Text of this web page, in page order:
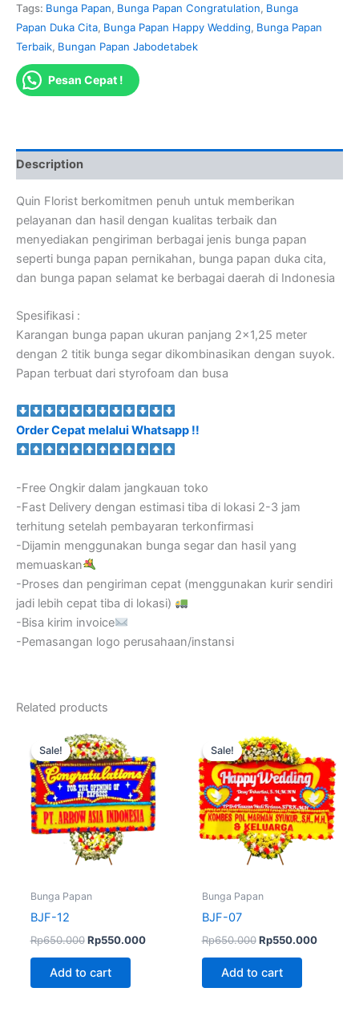
Tags: Bunga Papan, Bunga Papan Congratulation, Bunga
Papan Duka Cita, Bunga Papan Happy Wedding, Bunga Papan
Terbaik, Bungan Papan Jabodetabek
Pesan Cepat !
Description
Quin Florist berkomitmen penuh untuk memberikan
pelayanan dan hasil dengan kualitas terbaik dan
menyediakan pengiriman berbagai jenis bunga papan
seperti bunga papan pernikahan, bunga papan duka cita,
dan bunga papan selamat ke berbagai daerah di Indonesia
Spesifikasi :
Karangan bunga papan ukuran panjang 2×1,25 meter
dengan 2 titik bunga segar dikombinasikan dengan suyok.
Papan terbuat dari styrofoam dan busa
Order Cepat melalui Whatsapp !!
-Free Ongkir dalam jangkauan toko
-Fast Delivery dengan estimasi tiba di lokasi 2-3 jam
terhitung setelah pembayaran terkonfirmasi
-Dijamin menggunakan bunga segar dan hasil yang
memuaskan
-Proses dan pengiriman cepat (menggunakan kurir sendiri
jadi lebih cepat tiba di lokasi)
-Bisa kirim invoice
-Pemasangan logo perusahaan/instansi
Related products
Sale!
Sale!
Bunga Papan
BJF-12
Rp650.000
Original
price
was:
Rp650.000.
Rp550.000
is:
Rp550.000.
Add to cart
Sale!
Sale!
Bunga Papan
BJF-07
Rp650.000
price
was:
Rp650.000.
Rp550.000
is:
Add to cart